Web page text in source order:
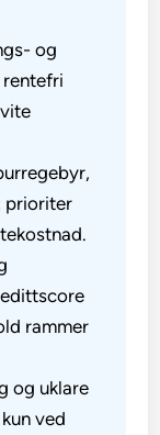
og
prioriter
rammer
og uklare
ved